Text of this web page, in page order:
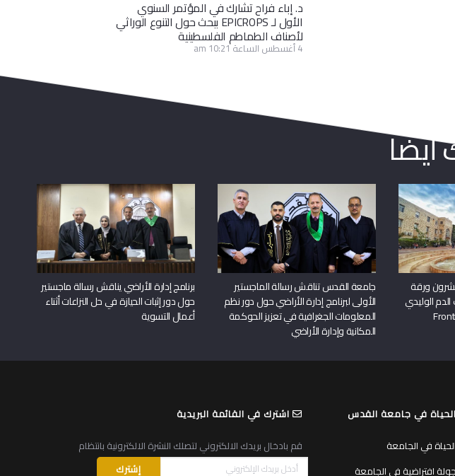
د. إباء فراح تشارك في المؤتمر السنوي
الأول لـ EPICROPS ببحث حول التنوع الوراثي
لأصناف الطماطم الفلسطينية
4 أغسطس الساعة 10:21 am
أيضا
ورقة
الوليدي
جامعة القدس تناقش رسالة الماجستير
الأولى لبرنامج إدارة الأراضي حول دور نظم
المعلومات الجغرافية في تعزيز الحوكمة
المكانية وإدارة الأراضي
برنامج إدارة الأراضي يناقش رسالة ماجستير
حول دور إثبات الحيازة في حل النزاعات أثناء
أعمال التسوية
الحياة في جامعة القدس
الحياة في الجامعة
جولة افتراضية في الجامعة
اشترك في القائمة البريدية
قم بادخال بريدك الالكتروني لتصلك النشرة الالكترونية بانتظام